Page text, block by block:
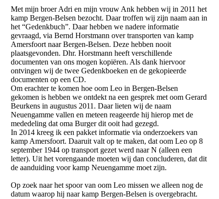
Met mijn broer Adri en mijn vrouw Ank hebben wij in 2011 het
kamp Bergen-Belsen bezocht. Daar troffen wij zijn naam aan in
het “Gedenkbuch”. Daar hebben we nadere informatie
gevraagd, via Bernd Horstmann over transporten van kamp
Amersfoort naar Bergen-Belsen. Deze hebben nooit
plaatsgevonden. Dhr. Horstmann heeft verschillende
documenten van ons mogen kopiëren. Als dank hiervoor
ontvingen wij de twee Gedenkboeken en de gekopieerde
documenten op een CD.
Om erachter te komen hoe oom Leo in Bergen-Belsen
gekomen is hebben we ontdekt na een gesprek met oom Gerard
Beurkens in augustus 2011. Daar lieten wij de naam
Neuengamme vallen en meteen reageerde hij hierop met de
mededeling dat oma Burger dit ooit had gezegd.
In 2014 kreeg ik een pakket informatie via onderzoekers van
kamp Amersfoort. Daaruit valt op te maken, dat oom Leo op 8
september 1944 op transport gezet werd naar N (alleen een
letter). Uit het vorengaande moeten wij dan concluderen, dat dit
de aanduiding voor kamp Neuengamme moet zijn.
Op zoek naar het spoor van oom Leo missen we alleen nog de
datum waarop hij naar kamp Bergen-Belsen is overgebracht.